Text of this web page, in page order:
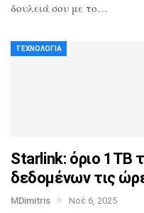
δουλειά σου με το…
ΤΕΧΝΟΛΟΓΊΑ
Starlink: όριο 1ΤΒ
δεδομένων τις
MDimitris Νοέ 6, 2025